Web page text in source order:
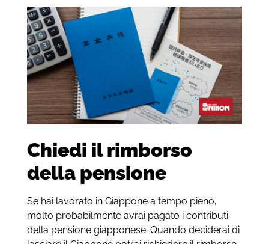
Chiedi il rimborso
della pensione
Se hai lavorato in Giappone a tempo pieno,
molto probabilmente avrai pagato i contributi
della pensione giapponese. Quando deciderai di